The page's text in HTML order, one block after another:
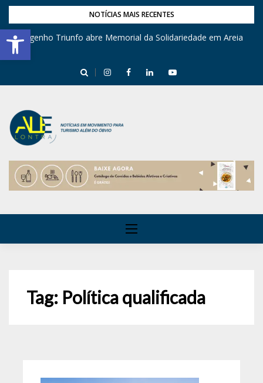
Barra de Ferramentas Aberta
NOTÍCIAS MAIS RECENTES
Engenho Triunfo abre Memorial da Solidariedade em Areia
Tag: Política qualificada